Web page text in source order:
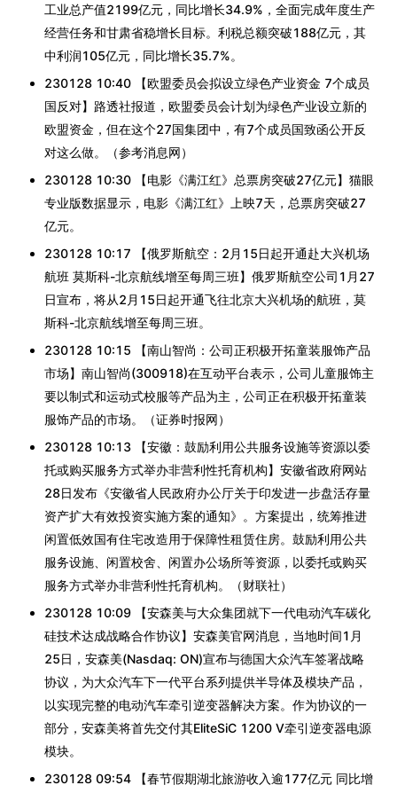
工业总产值2199亿元，同比增长34.9%，全面完成年度生产
经营任务和甘肃省稳增长目标。利税总额突破188亿元，其
中利润105亿元，同比增长35.7%。
230128 10:40 【欧盟委员会拟设立绿色产业资金 7个成员
国反对】路透社报道，欧盟委员会计划为绿色产业设立新的
欧盟资金，但在这个27国集团中，有7个成员国致函公开反
对这么做。（参考消息网）
230128 10:30 【电影《满江红》总票房突破27亿元】猫眼
专业版数据显示，电影《满江红》上映7天，总票房突破27
亿元。
230128 10:17 【俄罗斯航空：2月15日起开通赴大兴机场
航班 莫斯科-北京航线增至每周三班】俄罗斯航空公司1月27
日宣布，将从2月15日起开通飞往北京大兴机场的航班，莫
斯科-北京航线增至每周三班。
230128 10:15 【南山智尚：公司正积极开拓童装服饰产品
市场】南山智尚(300918)在互动平台表示，公司儿童服饰主
要以制式和运动式校服等产品为主，公司正在积极开拓童装
服饰产品的市场。（证券时报网）
230128 10:13 【安徽：鼓励利用公共服务设施等资源以委
托或购买服务方式举办非营利性托育机构】安徽省政府网站
28日发布《安徽省人民政府办公厅关于印发进一步盘活存量
资产扩大有效投资实施方案的通知》。方案提出，统筹推进
闲置低效国有住宅改造用于保障性租赁住房。鼓励利用公共
服务设施、闲置校舍、闲置办公场所等资源，以委托或购买
服务方式举办非营利性托育机构。（财联社）
230128 10:09 【安森美与大众集团就下一代电动汽车碳化
硅技术达成战略合作协议】安森美官网消息，当地时间1月
25日，安森美(Nasdaq: ON)宣布与德国大众汽车签署战略
协议，为大众汽车下一代平台系列提供半导体及模块产品，
以实现完整的电动汽车牵引逆变器解决方案。作为协议的一
部分，安森美将首先交付其EliteSiC 1200 V牵引逆变器电源
模块。
230128 09:54 【春节假期湖北旅游收入逾177亿元 同比增